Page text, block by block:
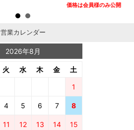
価格は会員様のみ公開
営業カレンダー
2026年8月
火 水 木 金 土
1
4 5 6 7 8
11 12 13 14 15